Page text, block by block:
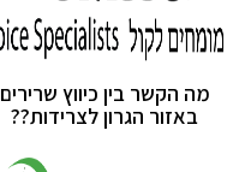
מה הקשר בין כיווץ שרירים
באזור הגרון לצרידות??